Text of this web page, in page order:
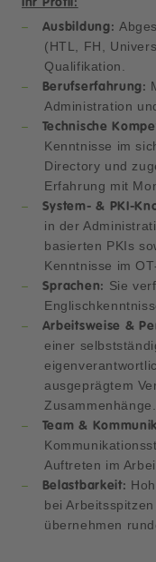
Ihr Profil:
Ausbildung:
(HTL, FH,
Qualifikation.
Berufserfahrung:
Administration
Technische
Kenntnisse im
Directory und
Erfahrung mit
System- & PKI-
in der
basierten PKIs
Kenntnisse im
Sprachen: Sie
Arbeitsweise &
einer
ausgeprägtem
Zusammenhänge.
Team &
Auftreten im
Belastbarkeit:
bei
übernehmen